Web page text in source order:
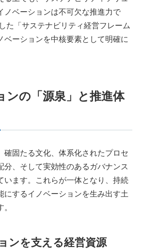
ノベーションは不可欠な推進力で
た「サステナビリティ経営フレーム
ベーションを中核要素として明確に
ンの「源泉」と推進体
確固たる文化、体系化されたプロセ
分、そして実効性のあるガバナンス
います。これらが一体となり、持続
にするイノベーションを生み出す土
ンを支える経営資源